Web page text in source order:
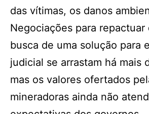
das vítimas, os danos
Negociações para repactuar
busca de uma solução para
judicial se arrastam há mais
mas os valores ofertados
mineradoras ainda não